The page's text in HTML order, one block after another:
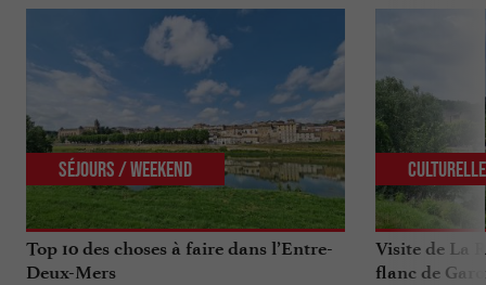
Top 10 des choses à faire dans l’Entre-
Deux-Mers
Séjours / Weekend
Visite de La
flanc de
Culturelle